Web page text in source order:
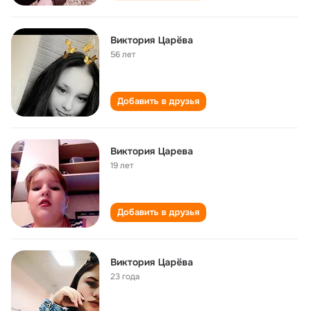
Виктория Царёва
56 лет
Добавить в друзья
Виктория Царева
19 лет
Добавить в друзья
Виктория Царёва
23 года